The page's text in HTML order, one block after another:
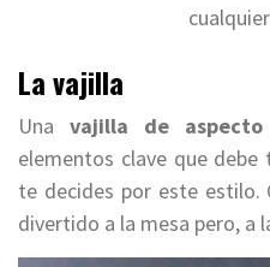
La vajilla
Unavajilla de
elementos clave que
te decides por este estilo.
divertido a la mesa pero, a